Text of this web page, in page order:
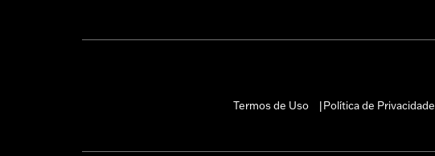
Termos de Uso
Política de Privacidade